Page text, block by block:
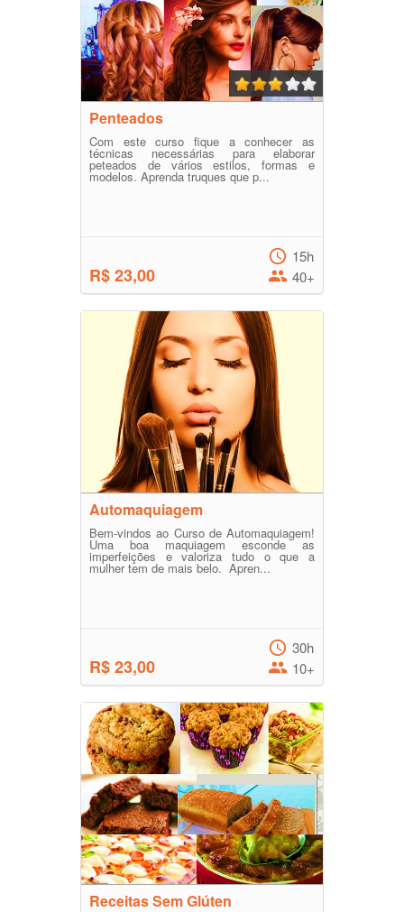
Penteados
Com este curso fique a conhecer as
técnicas necessárias para elaborar
peteados de vários estilos, formas e
modelos. Aprenda truques que p...
R$ 23,00
15h
40+
Automaquiagem
Bem-vindos ao Curso de Automaquiagem!
Uma boa maquiagem esconde as
imperfeições e valoriza tudo o que a
mulher tem de mais belo. Apren...
R$ 23,00
30h
10+
Receitas Sem Glúten